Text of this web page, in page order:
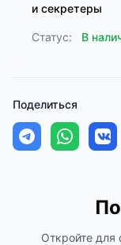
и секретеры
Статус: В
Поделиться
Откройте для